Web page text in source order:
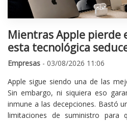
Mientras Apple pierde
esta tecnológica
Empresas - 03/08/2026 11:06
Apple sigue siendo una de las
Sin embargo, ni siquiera eso
inmune a las decepciones. Bastó
limitaciones de suministro para